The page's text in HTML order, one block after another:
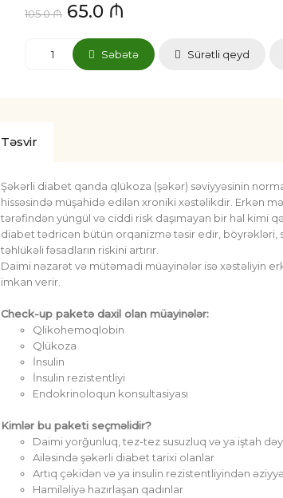
105.0 ₼ 65.0 ₼
Səbətə Sürətli qeyd
Təsvir
Şəkərli diabet qanda qlükoza (şəkər) səviyyəsinin
hissəsində müşahidə edilən xroniki xəstəlikdir. Erkən
tərəfindən yüngül və ciddi risk daşımayan bir hal kimi
diabet tədricən bütün orqanizmə təsir edir, böyrəkləri,
təhlükəli fəsadların riskini artırır.
Daimi nəzarət və mütəmadi müayinələr isə xəstəliyin
imkan verir.
Check-up paketə daxil olan müayinələr:
Qlikohemoqlobin
Qlükoza
İnsulin
İnsulin rezistentliyi
Endokrinoloqun konsultasiyası
Kimlər bu paketi seçməlidir?
Daimi yorğunluq, tez-tez susuzluq və ya iştah
Ailəsində şəkərli diabet tarixi olanlar
Artıq çəkidən və ya insulin rezistentliyindən
Hamiləliyə hazırlaşan qadınlar